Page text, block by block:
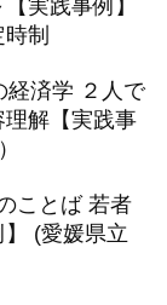
実践事例】
制
経済学 ２人で
理解【実践事
ことば 若者
(愛媛県立